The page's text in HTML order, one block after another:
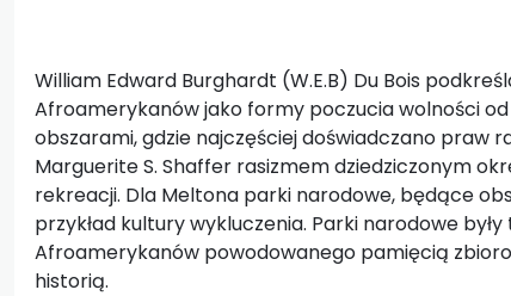
William Edward Burghardt (W.E.B) Du Bois
Afroamerykanów jako formy poczucia wolności od
obszarami, gdzie najczęściej doświadczano praw
Marguerite S. Shaffer rasizmem dziedziczonym
rekreacji. Dla Meltona parki narodowe, będące
przykład kultury wykluczenia. Parki narodowe
Afroamerykanów powodowanego pamięcią
historią.